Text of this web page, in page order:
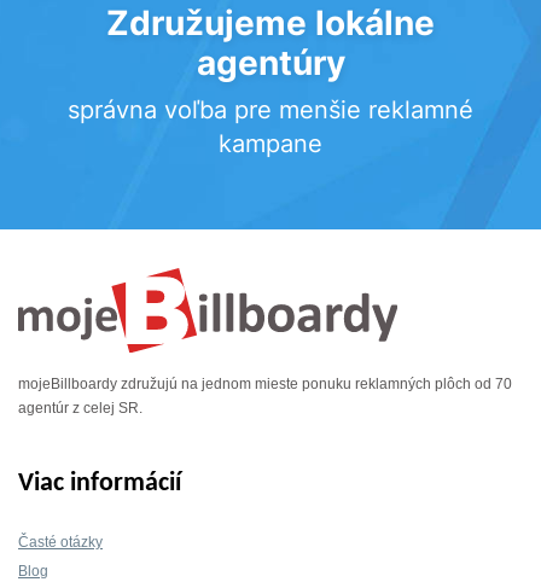
Združujeme lokálne
agentúry
správna voľba pre menšie reklamné
kampane
mojeBillboardy združujú na jednom mieste ponuku reklamných plôch od 70
agentúr z celej SR.
Viac informácií
Časté otázky
Blog